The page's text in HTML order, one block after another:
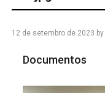
12 de setembro de 2023 by
Documentos